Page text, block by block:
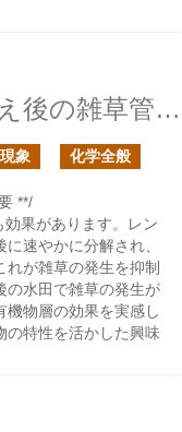
レンゲ栽培の効果は田植え後の雑草管理にも影響を与える
象 化学全般
**/
果があります。レン
速やかに分解され、
が雑草の発生を抑制
の水田で雑草の発生が
物層の効果を実感し
の特性を活かした興味